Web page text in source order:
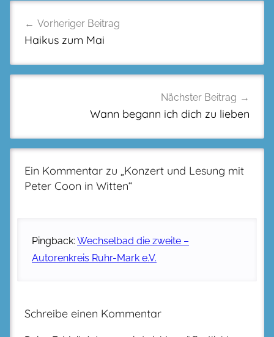
Vorheriger Beitrag
Haikus zum Mai
Nächster Beitrag
Wann begann ich dich zu lieben
Ein Kommentar zu „Konzert und Lesung mit
Peter Coon in Witten“
Pingback: Wechselbad die zweite –
Autorenkreis Ruhr-Mark e.V.
Schreibe einen Kommentar